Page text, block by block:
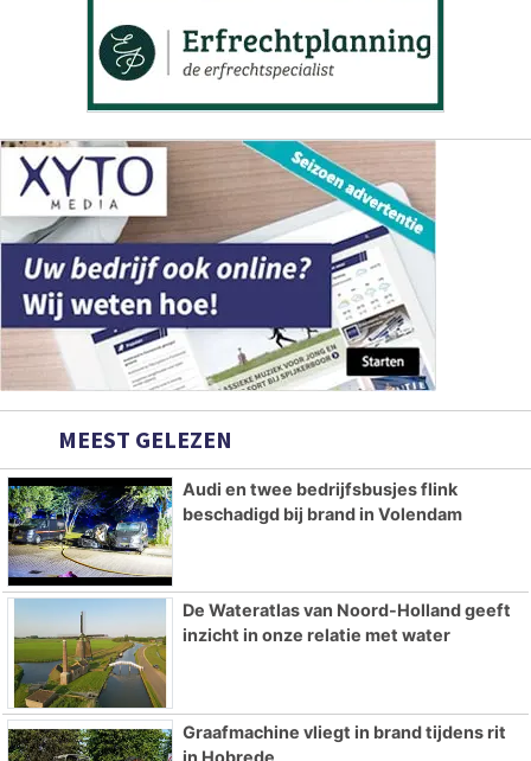
MEEST GELEZEN
Audi en twee bedrijfsbusjes flink
beschadigd bij brand in Volendam
De Wateratlas van Noord-Holland geeft
inzicht in onze relatie met water
Graafmachine vliegt in brand tijdens rit